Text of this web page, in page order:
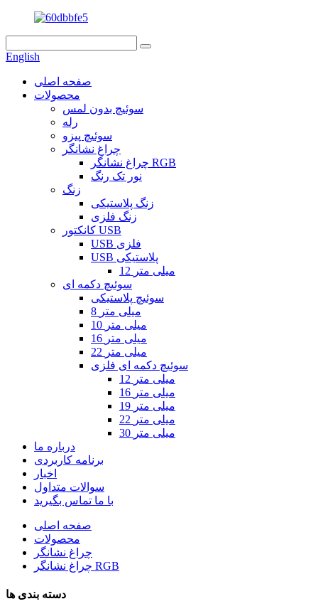
English
صفحه اصلی
محصولات
سوئیچ بدون لمس
رله
سوئیچ پیزو
چراغ نشانگر
چراغ نشانگر RGB
نور تک رنگ
زنگ
زنگ پلاستیکی
زنگ فلزی
کانکتور USB
USB فلزی
USB پلاستیکی
12 میلی متر
سوئیچ دکمه ای
سوئیچ پلاستیکی
8 میلی متر
10 میلی متر
16 میلی متر
22 میلی متر
سوئیچ دکمه ای فلزی
12 میلی متر
16 میلی متر
19 میلی متر
22 میلی متر
30 میلی متر
درباره ما
برنامه کاربردی
اخبار
سوالات متداول
با ما تماس بگیرید
صفحه اصلی
محصولات
چراغ نشانگر
چراغ نشانگر RGB
دسته بندی ها